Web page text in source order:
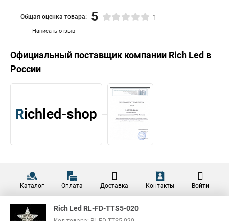
Написать отзыв
Общая оценка товара: 5 1
Официальный поставщик компании Rich Led в
России
Каталог Оплата Доставка Контакты Войти
Rich Led RL-FD-TTS5-020